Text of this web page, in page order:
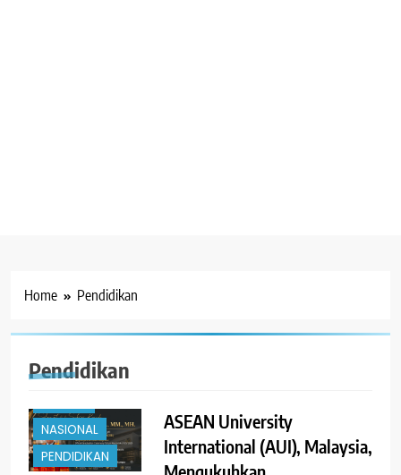
Home Pendidikan
Pendidikan
GALERI
NASIONAL
PENDIDIKAN
ASEAN University
International (AUI), Malaysia,